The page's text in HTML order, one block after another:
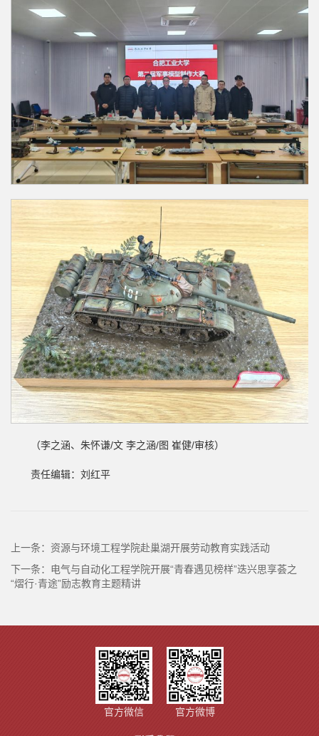
（李之涵、朱怀谦/文 李之涵/图 崔健/审核）
责任编辑：刘红平
上一条： 资源与环境工程学院赴巢湖开展劳动教育实践活动
下一条： 电气与自动化工程学院开展“青春遇见榜样”迭兴思享荟之
“熠行·青途”励志教育主题精讲
官方微信 官方微博